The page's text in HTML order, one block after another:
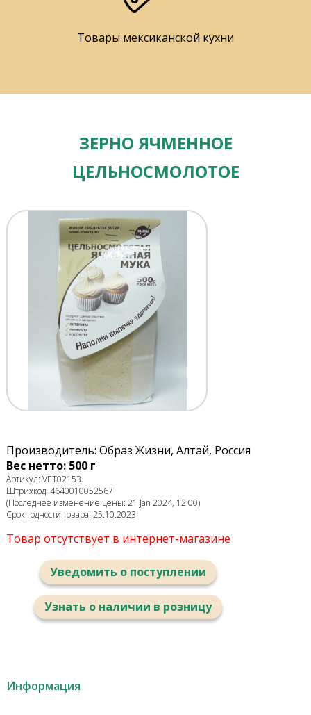
Товары мексиканской кухни
ЗЕРНО ЯЧМЕННОЕ
ЦЕЛЬНОСМОЛОТОЕ
Производитель: Образ Жизни, Алтай, Россия
Вес нетто: 500 г
Артикул: VET02153
Штрихкод: 4640010052567
(Последнее изменение цены: 21 Jan 2024, 12:00)
Срок годности товара: 25.10.2023
Товар отсутствует в интернет-магазине
Уведомить о поступлении
Узнать о наличии в розницу
Информация